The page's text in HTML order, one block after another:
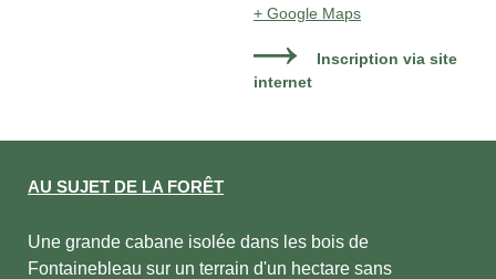
+ Google Maps
Inscription via site
internet
AU SUJET DE LA FORÊT
Une grande cabane isolée dans les bois de
Fontainebleau sur un terrain d'un hectare sans